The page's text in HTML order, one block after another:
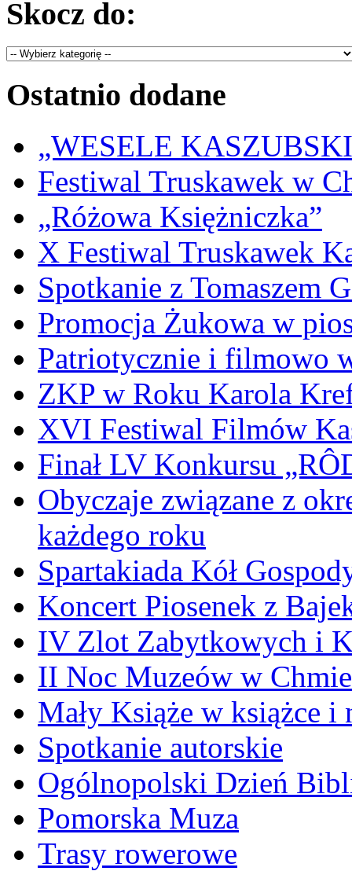
Skocz do:
Ostatnio dodane
„WESELE
Festiwal Truskawek w
„Różowa Księżniczka”
X Festiwal Truskawek
Spotkanie z Tomaszem
Promocja Żukowa w
Patriotycznie i filmowo
ZKP w Roku Karola
XVI Festiwal Filmów
Finał LV Konkursu
Obyczaje związane z
każdego roku
Spartakiada Kół
Koncert Piosenek z
IV Zlot Zabytkowych i
II Noc Muzeów w
Mały Książe w książce i
Spotkanie autorskie
Ogólnopolski Dzień
Pomorska Muza
Trasy rowerowe